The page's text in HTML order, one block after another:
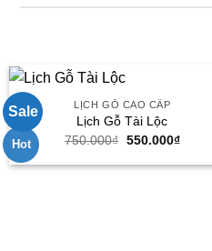
Sale
Hot
LỊCH GỖ CAO CẤP
Lịch Gỗ Tài Lộc
750.000₫ Giá
là:
550.000₫Giá
tại